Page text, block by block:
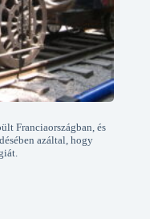
Franciaországban, és
azáltal, hogy